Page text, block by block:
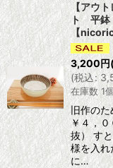
【アウ
ト 平鉢
【
3,200円
(税込:
在庫数 1個
旧作の
￥４，
抜） す
様を入れ
に…